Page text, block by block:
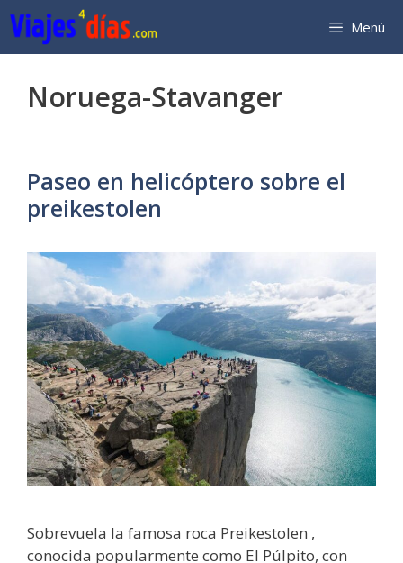
Saltar
al
contenido
Menú
Noruega-Stavanger
Paseo en helicóptero sobre el
preikestolen
Sobrevuela la famosa roca Preikestolen ,
conocida popularmente como El Púlpito, con